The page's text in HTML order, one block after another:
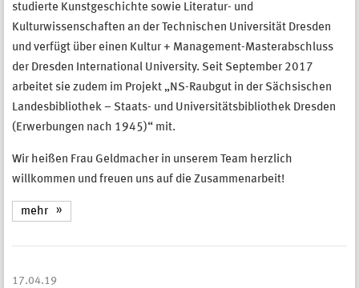
studierte Kunstgeschichte sowie Literatur- und
Kulturwissenschaften an der Technischen Universität Dresden
und verfügt über einen Kultur + Management-Masterabschluss
der Dresden International University. Seit September 2017
arbeitet sie zudem im Projekt „NS-Raubgut in der Sächsischen
Landesbibliothek – Staats- und Universitätsbibliothek Dresden
(Erwerbungen nach 1945)“ mit.
Wir heißen Frau Geldmacher in unserem Team herzlich
willkommen und freuen uns auf die Zusammenarbeit!
mehr
17.04.19